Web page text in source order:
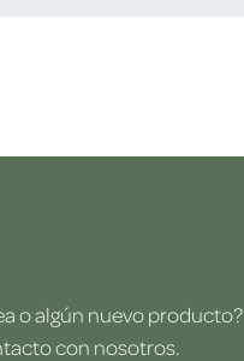
o algún nuevo producto?
con nosotros.